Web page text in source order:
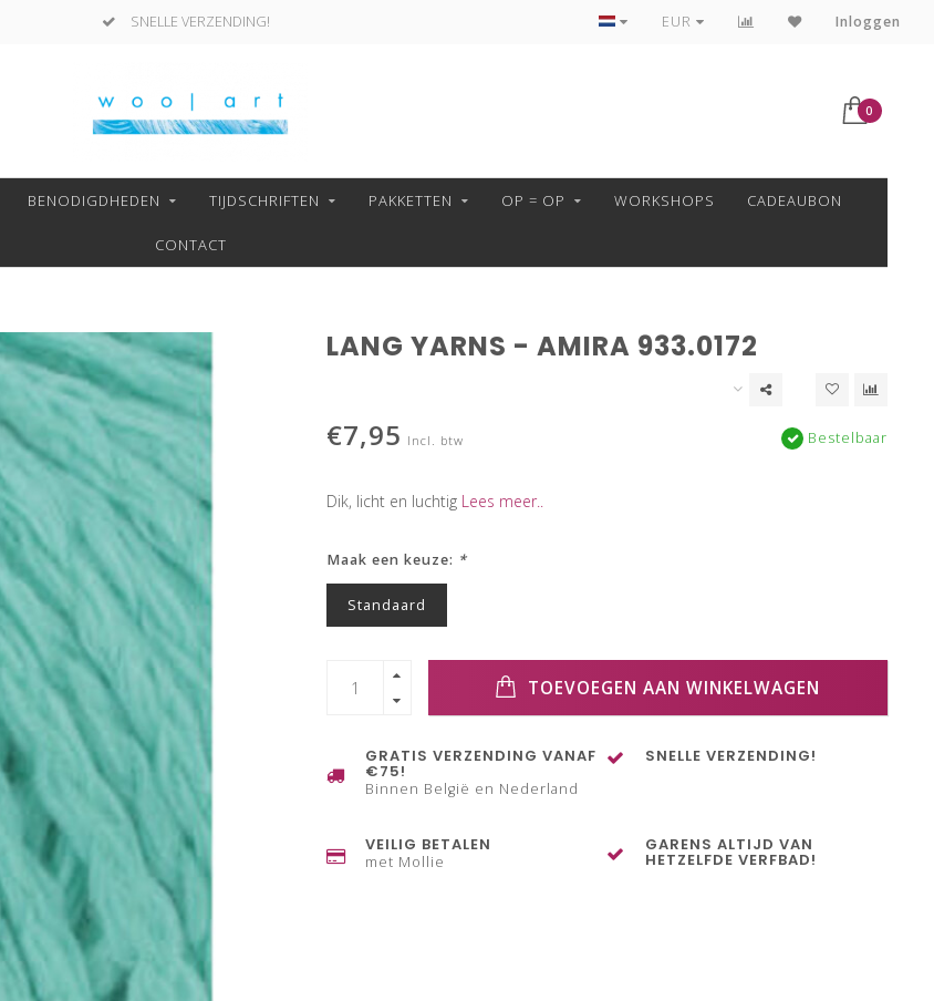
SNELLE VERZENDING! VEILIG BETALEN MET MOLLIE!
EUR Inloggen
0
BENODIGDHEDEN TIJDSCHRIFTEN PAKKETTEN OP = OP WORKSHOPS CADEAUBON
CONTACT
LANG YARNS - AMIRA 933.0172
€7,95 Incl. btw Bestelbaar
Dik, licht en luchtig Lees meer..
Maak een keuze: *
Standaard
TOEVOEGEN AAN WINKELWAGEN
GRATIS VERZENDING VANAF
€75!
Binnen België en Nederland
SNELLE VERZENDING!
VEILIG BETALEN
met Mollie
GARENS ALTIJD VAN
HETZELFDE VERFBAD!